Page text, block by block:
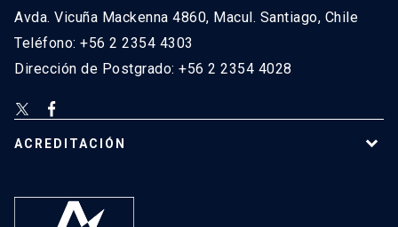
Avda. Vicuña Mackenna 4860, Macul. Santiago, Chile
Teléfono: +56 2 2354 4303
Dirección de Postgrado: +56 2 2354 4028
ACREDITACIÓN